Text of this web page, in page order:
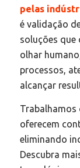
pelas
é validação
soluções que
olhar
processos,
alcançar
Trabalhamos
oferecem
eliminando
Descubra